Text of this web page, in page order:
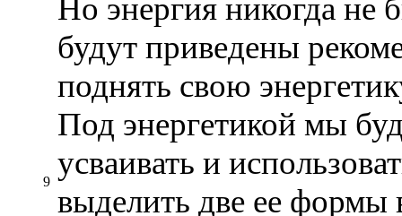
9
Но энергия никогда не
будут приведены
поднять свою
Под энергетикой мы
усваивать и
выделить две ее формы